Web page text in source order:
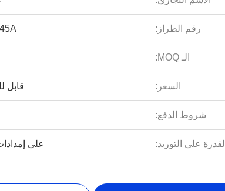
رقم الطراز:
الـ MOQ:
السعر: قابل
شروط الدفع:
القدرة على التوريد: على